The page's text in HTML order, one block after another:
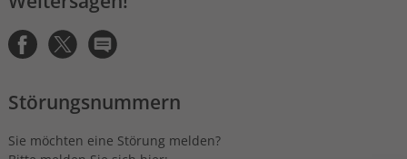
Störungsnummern
Sie möchten eine Störung melden?